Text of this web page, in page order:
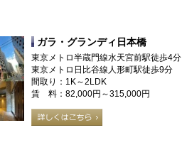
ガラ・グランディ日本橋
東京メトロ半蔵門線水天宮前駅徒歩4分
東京メトロ日比谷線人形町駅徒歩9分
間取り：1K～2LDK
賃 料：82,000円～315,000円